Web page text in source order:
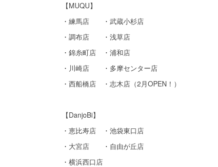
【MUQU】
・練馬店 ・武蔵小杉店
・調布店 ・浅草店
・錦糸町店 ・浦和店
・川崎店 ・多摩センター店
・西船橋店 ・志木店（2月OPEN！）
【DanjoBi】
・恵比寿店 ・池袋東口店
・大宮店 ・自由が丘店
・横浜西口店